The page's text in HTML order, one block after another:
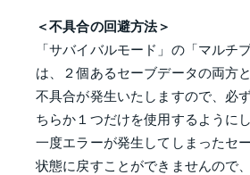
＜不具合の回避方法＞
「サバイバルモード」の「マルチ
は、２個あるセーブデータの両方
不具合が発生いたしますので、必
ちらか１つだけを使用するように
一度エラーが発生してしまったセ
状態に戻すことができませんので